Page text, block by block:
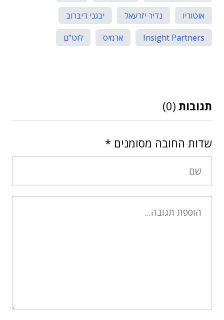
אוטוריו
נדיר יזרעאל
יבגני דיברוב
Insight Partners
ארמיס לוט"ם
תגובות (0)
שדות החובה מסומנים *